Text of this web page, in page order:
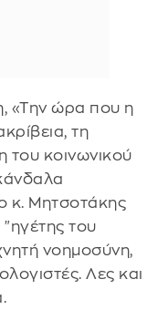
«Την ώρα που η
τη
του κοινωνικού
κ. Μητσοτάκης
"ηγέτης του
νοημοσύνη,
Λες και